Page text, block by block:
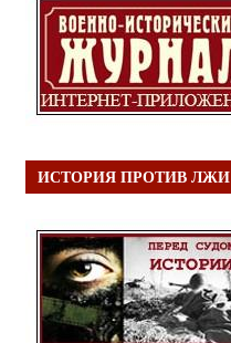
ИСТОРИЯ ПРОТИВ ЛЖИ